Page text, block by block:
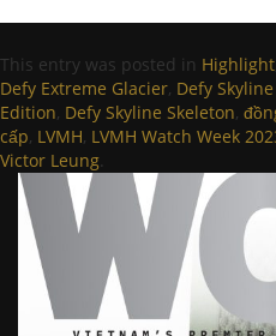
This entry was posted in Highlight
Defy Extreme Glacier, Defy
Edition, Defy Skyline Skeleton,
cấp, LVMH, LVMH Watch Week
Victor Leung.